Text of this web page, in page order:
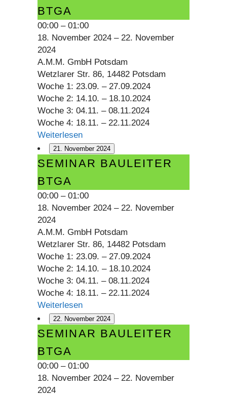
BTGA
BTGA
00:00 – 01:00
18. November 2024 – 22. November
2024
A.M.M. GmbH Potsdam
Wetzlarer Str. 86, 14482 Potsdam
Woche 1: 23.09. – 27.09.2024
Woche 2: 14.10. – 18.10.2024
Woche 3: 04.11. – 08.11.2024
Woche 4: 18.11. – 22.11.2024
Weiterlesen
21. November 2024
Seminar
BTGA
SEMINAR BAULEITER
BTGA
00:00 – 01:00
18. November 2024 – 22. November
2024
A.M.M. GmbH Potsdam
Wetzlarer Str. 86, 14482 Potsdam
Woche 1: 23.09. – 27.09.2024
Woche 2: 14.10. – 18.10.2024
Woche 3: 04.11. – 08.11.2024
Woche 4: 18.11. – 22.11.2024
Weiterlesen
22. November 2024
Seminar
BTGA
SEMINAR BAULEITER
BTGA
00:00 – 01:00
18. November 2024 – 22. November
2024